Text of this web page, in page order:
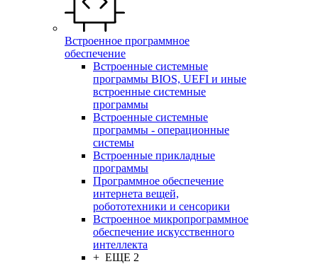
Встроенное программное
обеспечение
Встроенные системные
программы BIOS, UEFI и иные
встроенные системные
программы
Встроенные системные
программы - операционные
системы
Встроенные прикладные
программы
Программное обеспечение
интернета вещей,
робототехники и сенсорики
Встроенное микропрограммное
обеспечение искусственного
интеллекта
+ ЕЩЕ 2